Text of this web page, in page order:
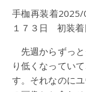
手枷再装着
１７３日 初装
先週からずっと
り低くなってい
す。それなのに